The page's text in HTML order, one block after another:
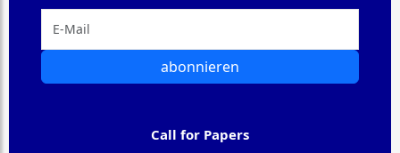
abonnieren
Call for Papers